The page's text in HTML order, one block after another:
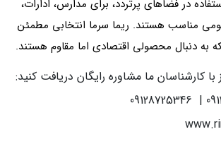
در فضاهای پرتردد، برای مدارس، ادارات،
مناسب هستند. ریما سرما انتخابی مطمئن
به دنبال محصولی اقتصادی اما مقاوم هستند.
کارشناسان ما مشاوره رایگان دریافت کنید: